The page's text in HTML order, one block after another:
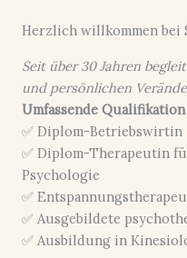
Herzlich willkommen bei
Seit über 30 Jahren
und persönlichen
Umfassende Qualifikation
✅ Diplom-Betriebswirtin
✅ Diplom-Therapeutin
Psychologie
✅
✅ Ausgebildete
✅ Ausbildung in